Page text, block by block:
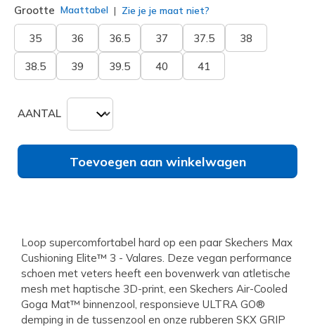
Grootte Maattabel Zie je je maat niet?
35 36 36.5 37 37.5 38
38.5 39 39.5 40 41
AANTAL
Toevoegen aan winkelwagen
Loop supercomfortabel hard op een paar Skechers Max
Cushioning Elite™ 3 - Valares. Deze vegan performance
schoen met veters heeft een bovenwerk van atletische
mesh met haptische 3D-print, een Skechers Air-Cooled
Goga Mat™ binnenzool, responsieve ULTRA GO®
demping in de tussenzool en onze rubberen SKX GRIP